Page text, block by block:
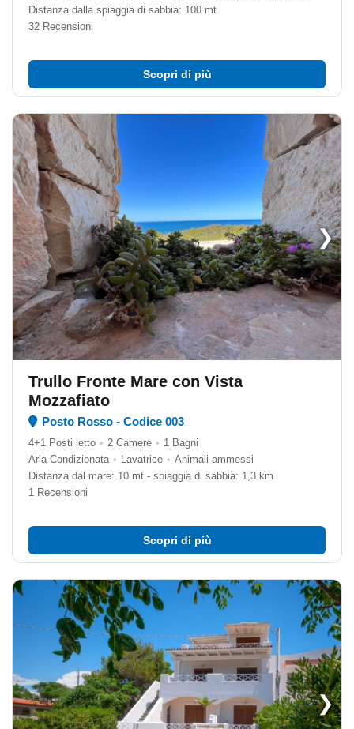
Distanza dalla spiaggia di sabbia: 100 mt
32 Recensioni
Scopri di più
❯
Trullo Fronte Mare con Vista
Mozzafiato
Posto Rosso - Codice 003
4+1 Posti letto • 2 Camere • 1 Bagni
Aria Condizionata • Lavatrice • Animali ammessi
Distanza dal mare: 10 mt - spiaggia di sabbia: 1,3 km
1 Recensioni
Scopri di più
❯